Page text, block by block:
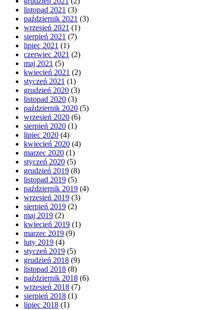
listopad 2021 (3)
październik 2021 (3)
wrzesień 2021 (1)
sierpień 2021 (7)
lipiec 2021 (1)
czerwiec 2021 (2)
maj 2021 (5)
kwiecień 2021 (2)
styczeń 2021 (1)
grudzień 2020 (3)
listopad 2020 (3)
październik 2020 (5)
wrzesień 2020 (6)
sierpień 2020 (1)
lipiec 2020 (4)
kwiecień 2020 (4)
marzec 2020 (1)
styczeń 2020 (5)
grudzień 2019 (8)
listopad 2019 (5)
październik 2019 (4)
wrzesień 2019 (3)
sierpień 2019 (2)
maj 2019 (2)
kwiecień 2019 (1)
marzec 2019 (9)
luty 2019 (4)
styczeń 2019 (5)
grudzień 2018 (9)
listopad 2018 (8)
październik 2018 (6)
wrzesień 2018 (7)
sierpień 2018 (1)
lipiec 2018 (1)